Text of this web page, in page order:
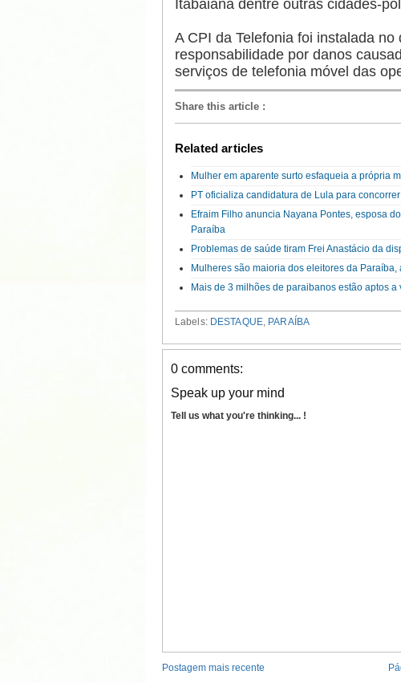
Itabaiana dentre outras cidades-
A CPI da Telefonia foi instalada
responsabilidade por danos
serviços de telefonia móvel das
Share this article :
Related articles
Mulher em aparente surto esfaqueia a própria
PT oficializa candidatura de Lula para
Efraim Filho anuncia Nayana Pontes, esposa
Paraíba
Problemas de saúde tiram Frei Anastácio da
Mulheres são maioria dos eleitores da Paraíba,
Mais de 3 milhões de paraibanos estão aptos
Labels: DESTAQUE, PARAÍBA
0 comments:
Speak up your mind
Tell us what you're thinking... !
Postagem mais recente